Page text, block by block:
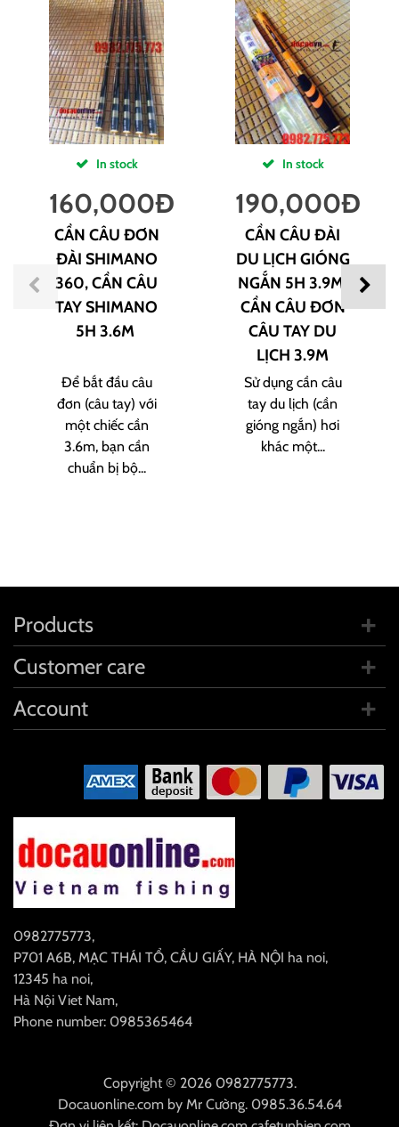
In stock
160,000Đ
CẦN CÂU ĐƠN
ĐÀI SHIMANO
360, CẦN CÂU
TAY SHIMANO
5H 3.6M
Để bắt đầu câu
đơn (câu tay) với
một chiếc cần
3.6m, bạn cần
chuẩn bị bộ...
In stock
190,000Đ
CẦN CÂU ĐÀI
DU LỊCH GIÓNG
NGẮN 5H 3.9M,
CẦN CÂU ĐƠN
CÂU TAY DU
LỊCH 3.9M
Sử dụng cần câu
tay du lịch (cần
gióng ngắn) hơi
khác một...
0982775773,
P701 A6B, MẠC THÁI TỔ, CẦU GIẤY, HÀ NỘI ha noi,
12345 ha noi,
Hà Nội Viet Nam,
Phone number: 0985365464
Products
Customer care
Account
Copyright © 2026 0982775773.
Docauonline.comby Mr Cường. 0985.36.54.64